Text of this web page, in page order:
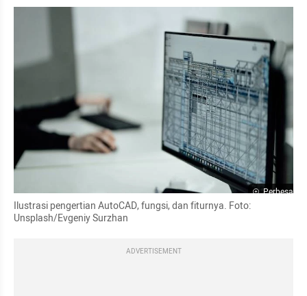
Perbesar
Ilustrasi pengertian AutoCAD, fungsi, dan fiturnya. Foto:
Unsplash/Evgeniy Surzhan
ADVERTISEMENT